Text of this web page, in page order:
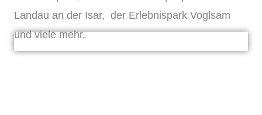
Landau an der Isar, der Erlebnispark Voglsam
und viele mehr.